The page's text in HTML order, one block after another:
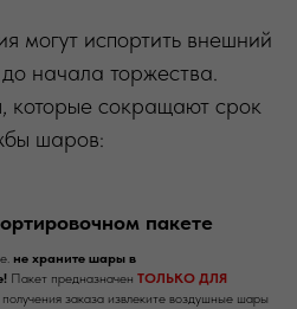
могут испортить внешний
начала торжества.
которые сокращают срок
шаров:
пакете
не храните шары в
Пакет предназначен ТОЛЬКО ДЛЯ
заказа извлеките воздушные шары